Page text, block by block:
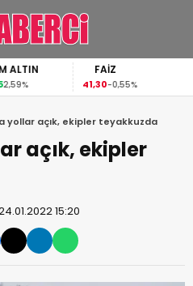
ALTIN
2,59%
FAİZ
41,30-0,55%
yollar açık, ekipler teyakkuzda
açık, ekipler
15:20